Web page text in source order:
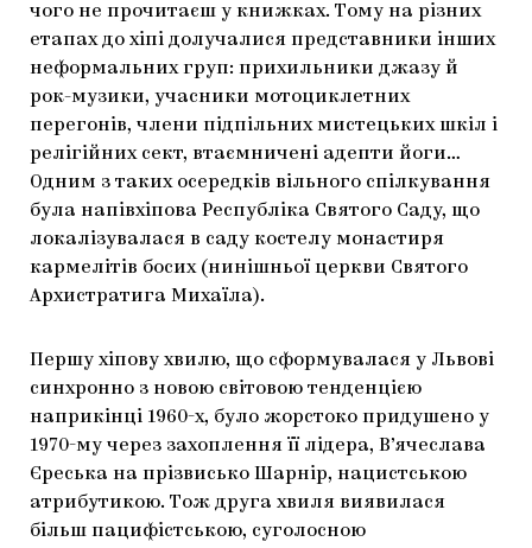
чого не прочитаєш у книжках. Тому на різних
етапах до хіпі долучалися представники інших
неформальних груп: прихильники джазу й
рок-музики, учасники мотоциклетних
перегонів, члени підпільних мистецьких шкіл і
релігійних сект, втаємничені адепти йоги…
Одним з таких осередків вільного спілкування
була напівхіпова Республіка Святого Саду, що
локалізувалася в саду костелу монастиря
кармелітів босих (нинішньої церкви Святого
Архистратига Михаїла).
Першу хіпову хвилю, що сформувалася у Львові
синхронно з новою світовою тенденцією
наприкінці 1960-х, було жорстоко придушено у
1970-му через захоплення її лідера, В’ячеслава
Єреська на прізвисько Шарнір, нацистською
атрибутикою. Тож друга хвиля виявилася
більш пацифістською, суголосною